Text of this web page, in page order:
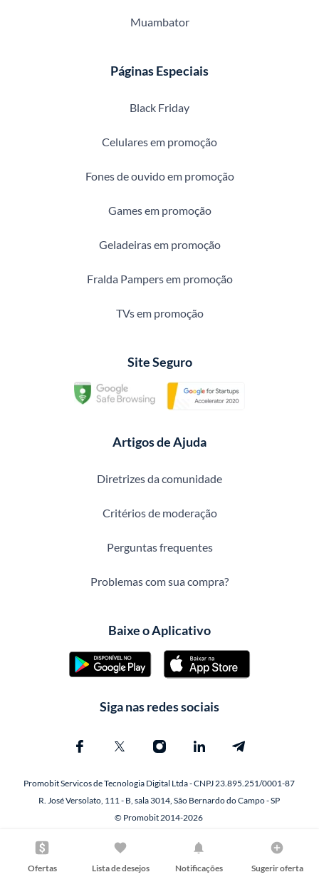
Ofertas Lista de desejos Notificações Sugerir oferta
Muambator
Páginas Especiais
Black Friday
Celulares em promoção
Fones de ouvido em promoção
Games em promoção
Geladeiras em promoção
Fralda Pampers em promoção
TVs em promoção
Site Seguro
Artigos de Ajuda
Diretrizes da comunidade
Critérios de moderação
Perguntas frequentes
Problemas com sua compra?
Baixe o Aplicativo
Siga nas redes sociais
Promobit Servicos de Tecnologia Digital Ltda - CNPJ 23.895.251/0001-87
R. José Versolato, 111 - B, sala 3014, São Bernardo do Campo - SP
© Promobit 2014-2026